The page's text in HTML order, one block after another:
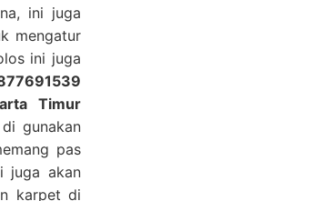
ini juga
mengatur
ini juga
Timur
gunakan
pas
juga akan
karpet di